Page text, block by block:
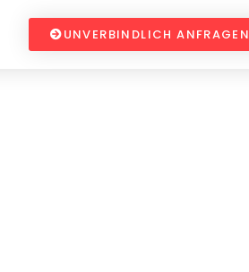
UNVERBINDLICH ANFRAGEN